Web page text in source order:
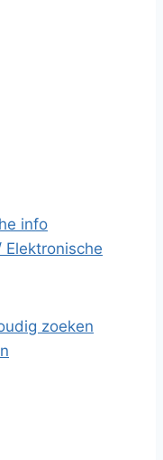
info
Elektronische
zoeken